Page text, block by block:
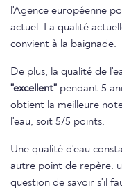
l'Agence européenne
actuel. La qualité
convient à la baignade.
De plus, la qualité de
"excellent" pendant 5
obtient la meilleure
l'eau, soit 5/5 points.
Une qualité d'eau
autre point de repère.
question de savoir s'il